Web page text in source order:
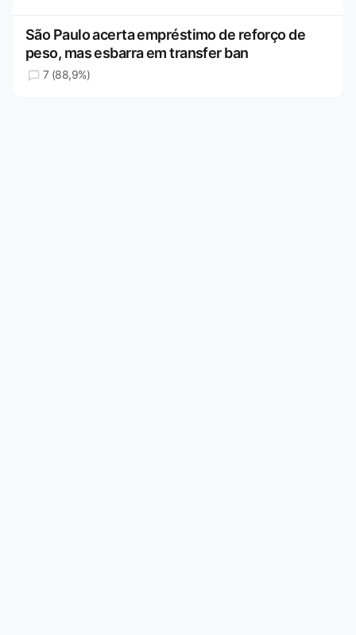
São Paulo acerta empréstimo de reforço de
peso, mas esbarra em transfer ban
7 (88,9%)